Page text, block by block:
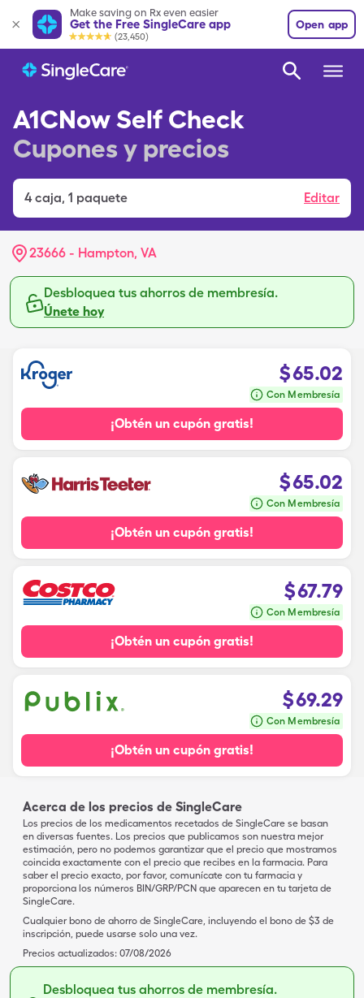
Make saving on Rx even easier
Get the Free SingleCare app
(23,450)
Open app
A1CNow Self Check
Cupones y precios
4 caja, 1 paquete Editar
23666 - Hampton, VA
Desbloquea tus ahorros de membresía.
Únete hoy
$65.02
Con Membresía
¡Obtén un cupón gratis!
$65.02
Con Membresía
¡Obtén un cupón gratis!
$67.79
Con Membresía
¡Obtén un cupón gratis!
$69.29
Con Membresía
¡Obtén un cupón gratis!
Acerca de los precios de SingleCare
Los precios de los medicamentos recetados de SingleCare se basan
en diversas fuentes. Los precios que publicamos son nuestra mejor
estimación, pero no podemos garantizar que el precio que mostramos
coincida exactamente con el precio que recibes en la farmacia. Para
saber el precio exacto, por favor, comunícate con tu farmacia y
proporciona los números BIN/GRP/PCN que aparecen en tu tarjeta de
SingleCare.
Cualquier bono de ahorro de SingleCare, incluyendo el bono de $3 de
inscripción, puede usarse solo una vez.
Precios actualizados: 07/08/2026
Desbloquea tus ahorros de membresía.